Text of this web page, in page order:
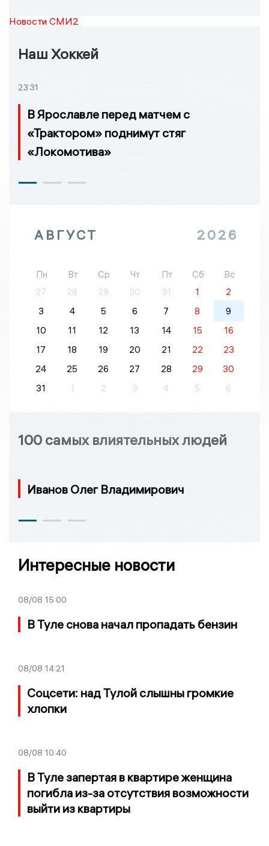
Новости СМИ2
Наш Хоккей
23:31
В Ярославле перед матчем с
«Трактором» поднимут стяг
«Локомотива»
АВГУСТ 2026
Пн Вт Ср Чт Пт Сб
Вс
27
28 29 30 31 1
2
3
4 5 6 7 8
9
10
11 12 13 14 15
16
17
18 19 20 21 22
23
24
25 26 27 28 29
30
31
1 2 3 4 5 6
100 самых влиятельных людей
Иванов Олег Владимирович
Интересные новости
08/08 15:00
В Туле снова начал пропадать бензин
08/08 14:21
Соцсети: над Тулой слышны громкие
хлопки
08/08 10:40
В Туле запертая в квартире женщина
погибла из-за отсутствия возможности
выйти из квартиры